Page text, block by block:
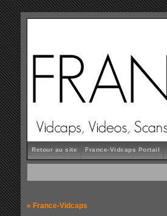
Retour au site France-Vidcaps Portail
» France-Vidcaps